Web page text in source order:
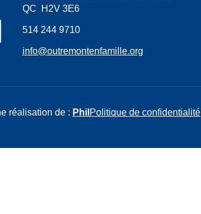
QC H2V 3E6
514 244 9710
info@outremontenfamille.org
réalisation de : Phil Politique de confidentialité